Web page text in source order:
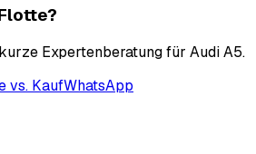
Expertenberatung für Audi A5.
vs. KaufWhatsApp